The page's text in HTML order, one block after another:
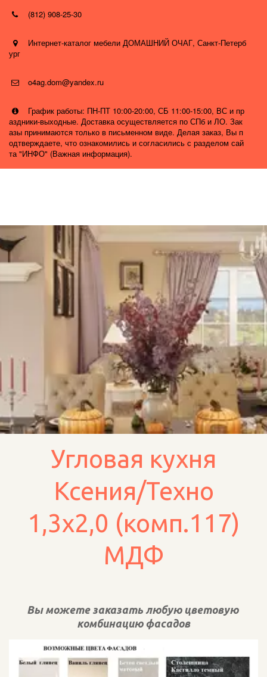
(812) 908-25-30
Интернет-каталог мебели ДОМАШНИЙ ОЧАГ, Санкт-Петерб
ург
o4ag.dom@yandex.ru
График работы: ПН-ПТ 10:00-20:00, СБ 11:00-15:00, ВС и пр
аздники-выходные. Доставка осуществляется по СПб и ЛО. Зак
азы принимаются только в письменном виде. Делая заказ, Вы п
одтверждаете, что ознакомились и согласились с разделом сай
та "ИНФО" (Важная информация).
Угловая кухня
Ксения/Техно
1,3х2,0 (комп.117)
МДФ
Вы можете заказать любую цветовую
комбинацию фасадов